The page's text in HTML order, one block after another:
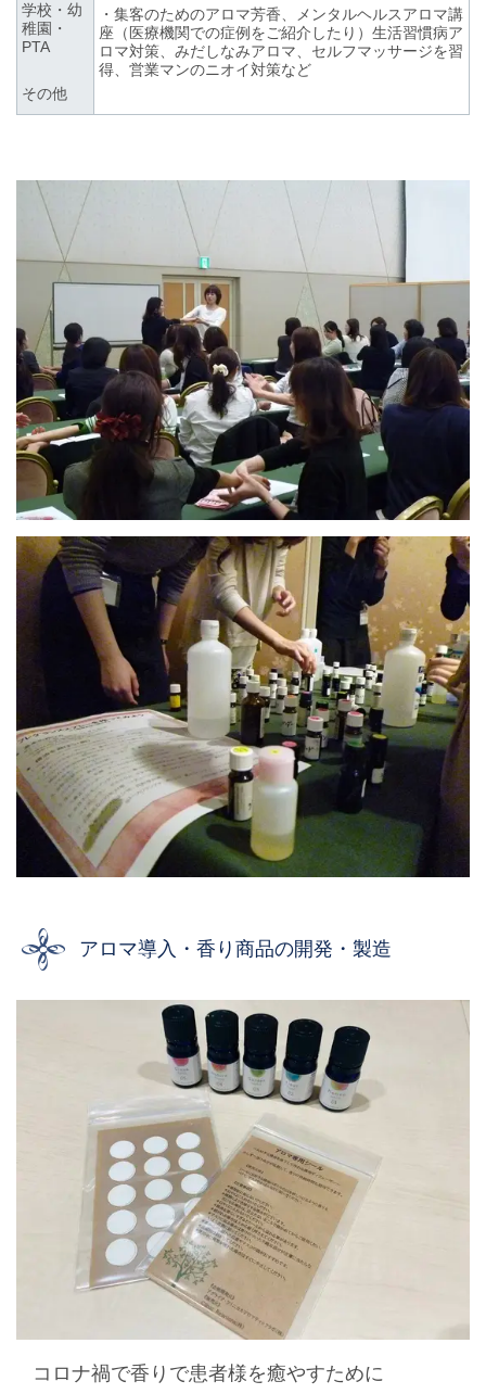
学校・幼
稚園・
PTA
その他
・集客のためのアロマ芳香、メンタルヘルスアロマ講
座（医療機関での症例をご紹介したり）生活習慣病ア
ロマ対策、みだしなみアロマ、セルフマッサージを習
得、営業マンのニオイ対策など
アロマ導入・香り商品の開発・製造
コロナ禍で香りで患者様を癒やすために